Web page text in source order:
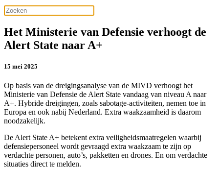
Het Ministerie van Defensie verhoogt de
Alert State naar A+
15 mei 2025
Op basis van de dreigingsanalyse van de MIVD verhoogt het
Ministerie van Defensie de Alert State vandaag van niveau A naar
A+. Hybride dreigingen, zoals sabotage-activiteiten, nemen toe in
Europa en ook nabij Nederland. Extra waakzaamheid is daarom
noodzakelijk.
De Alert State A+ betekent extra veiligheidsmaatregelen waarbij
defensiepersoneel wordt gevraagd extra waakzaam te zijn op
verdachte personen, auto’s, pakketten en drones. En om verdachte
situaties direct te melden.